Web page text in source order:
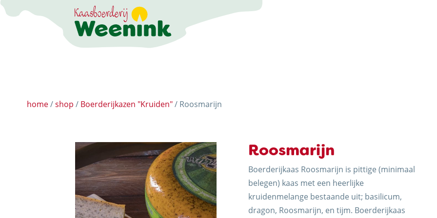
DE KAASMAKERIJ
ACTIVITEITEN
LANDWINKEL
KERSTPAKKETTEN
home/shop / Boerderijkazen "Kruiden"/ Roosmarijn
Roosmarijn
Boerderijkaas Roosmarijn is pittige (minimaal
belegen) kaas met een heerlijke
kruidenmelange bestaande uit; basilicum,
dragon, Roosmarijn, en tijm. Boerderijkaas